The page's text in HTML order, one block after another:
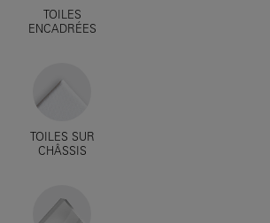
TOILES
ENCADRÉES
TOILES SUR
CHÂSSIS